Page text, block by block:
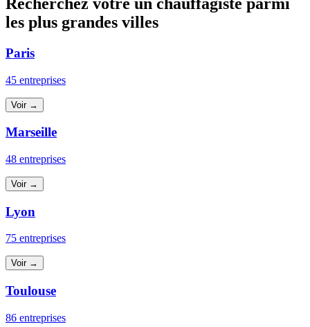
les plus grandes villes
Paris
45 entreprises
Voir →
Marseille
48 entreprises
Voir →
Lyon
75 entreprises
Voir →
Toulouse
86 entreprises